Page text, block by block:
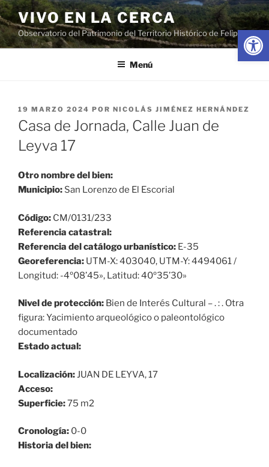
Abrir
Saltar
al
contenido
VIVO EN LA CERCA
Observatorio del Patrimonio del Territorio Histórico de Felipe II
Menú
PUBLICADO
EL
19 MARZO 2024 POR NICOLÁS JIMÉNEZ HERNÁNDEZ
Casa de Jornada, Calle Juan de
Leyva 17
Otro nombre del bien:
Municipio: San Lorenzo de El Escorial
Código: CM/0131/233
Referencia catastral:
Referencia del catálogo urbanístico: E-35
Georeferencia: UTM-X: 403040, UTM-Y: 4494061 /
Longitud: -4º08’45», Latitud: 40º35’30»
Nivel de protección: Bien de Interés Cultural – . : . Otra
figura: Yacimiento arqueológico o paleontológico
documentado
Estado actual:
Localización:JUAN DE LEYVA, 17
Acceso:
Superficie:75 m2
Cronología: 0-0
Historia del bien: